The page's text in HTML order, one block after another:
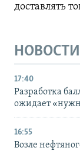
доставлять
НОВОСТИ
17:40
Разработка
ожидает
16:55
Возле